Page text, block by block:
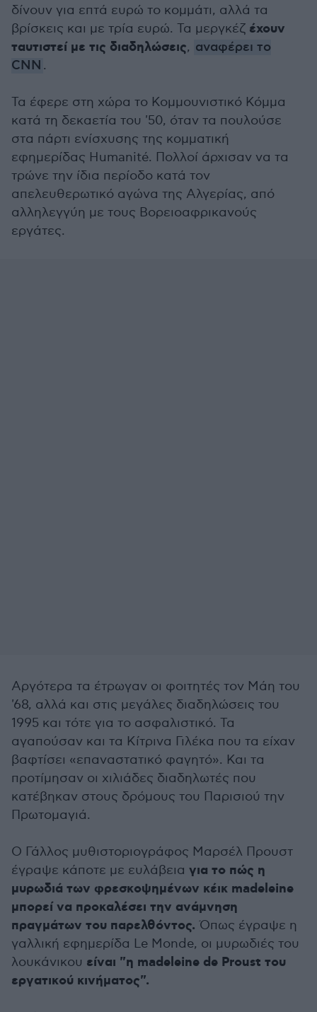
δίνουν για επτά ευρώ το κομμάτι, αλλά τα
βρίσκεις και με τρία ευρώ. Τα μεργκέζ έχουν
ταυτιστεί με τις διαδηλώσεις, αναφέρει το
CNN .
Τα έφερε στη χώρα το Κομμουνιστικό Κόμμα
κατά τη δεκαετία του '50, όταν τα πουλούσε
στα πάρτι ενίσχυσης της κομματική
εφημερίδας Humanité. Πολλοί άρχισαν να τα
τρώνε την ίδια περίοδο κατά τον
απελευθερωτικό αγώνα της Αλγερίας, από
αλληλεγγύη με τους Βορειοαφρικανούς
εργάτες.
Αργότερα τα έτρωγαν οι φοιτητές τον Μάη του
'68, αλλά και στις μεγάλες διαδηλώσεις του
1995 και τότε για το ασφαλιστικό. Τα
αγαπούσαν και τα Κίτρινα Γιλέκα που τα είχαν
βαφτίσει «επαναστατικό φαγητό». Και τα
προτίμησαν οι χιλιάδες διαδηλωτές που
κατέβηκαν στους δρόμους του Παρισιού την
Πρωτομαγιά.
Ο Γάλλος μυθιστοριογράφος Μαρσέλ Προυστ
έγραψε κάποτε με ευλάβεια για το πώς η
μυρωδιά των φρεσκοψημένων κέικ madeleine
μπορεί να προκαλέσει την ανάμνηση
πραγμάτων του παρελθόντος. Όπως έγραψε η
γαλλική εφημερίδα Le Monde, οι μυρωδιές του
λουκάνικου είναι "η madeleine de Proust του
εργατικού κινήματος".